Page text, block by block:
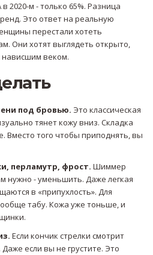
2020-м - только 65%. Разница
Это ответ на реальную
перестали хотеть
Они хотят выглядеть открыто,
нависшим веком.
под бровью. Это классическая
тянет кожу вниз. Складка
Вместо того чтобы приподнять, вы
перламутр, фрост. Шиммер
нужно - уменьшить. Даже легкая
в «припухлость». Для
табу. Кожа уже тоньше, и
Если кончик стрелки смотрит
если вы не грустите. Это